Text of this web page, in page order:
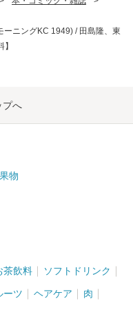
ーニングKC 1949) / 田島隆、東
プへ
物
茶飲料 ソフトドリンク
ーツ ヘアケア 肉